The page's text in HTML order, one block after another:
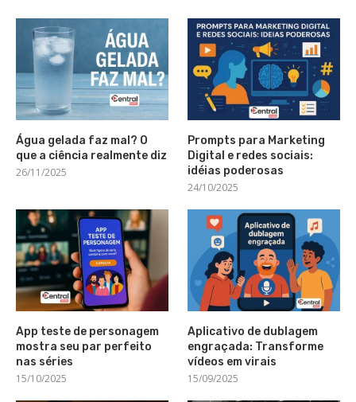
Água gelada faz mal? O
que a ciência realmente diz
26/11/2025
Prompts para Marketing
Digital e redes sociais:
idéias poderosas
24/10/2025
App teste de personagem
mostra seu par perfeito
nas séries
15/10/2025
Aplicativo de dublagem
engraçada: Transforme
vídeos em virais
15/09/2025